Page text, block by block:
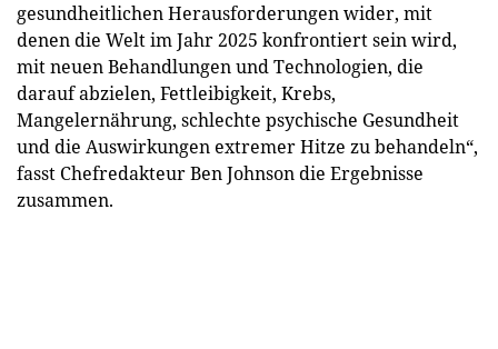
gesundheitlichen Herausforderungen wider, mit
denen die Welt im Jahr 2025 konfrontiert sein wird,
mit neuen Behandlungen und Technologien, die
darauf abzielen, Fettleibigkeit, Krebs,
Mangelernährung, schlechte psychische Gesundheit
und die Auswirkungen extremer Hitze zu behandeln“,
fasst Chefredakteur Ben Johnson die Ergebnisse
zusammen.